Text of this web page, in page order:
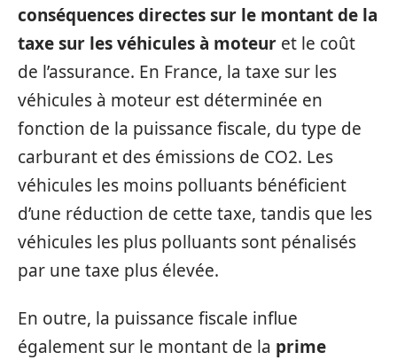
conséquences directes sur le montant de la
taxe sur les véhicules à moteur et le coût
de l’assurance. En France, la taxe sur les
véhicules à moteur est déterminée en
fonction de la puissance fiscale, du type de
carburant et des émissions de CO2. Les
véhicules les moins polluants bénéficient
d’une réduction de cette taxe, tandis que les
véhicules les plus polluants sont pénalisés
par une taxe plus élevée.
En outre, la puissance fiscale influe
également sur le montant de la prime